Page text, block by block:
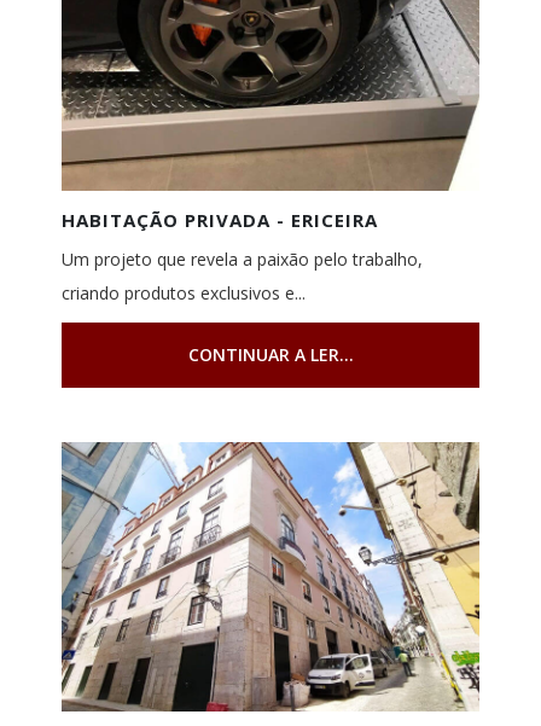
HABITAÇÃO PRIVADA - ERICEIRA
Um projeto que revela a paixão pelo trabalho,
criando produtos exclusivos e...
CONTINUAR A LER...